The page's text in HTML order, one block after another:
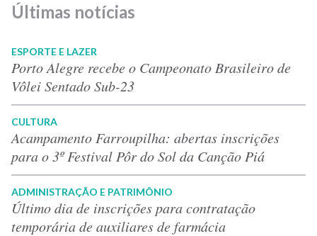
Últimas notícias
ESPORTE E LAZER
Porto Alegre recebe o Campeonato Brasileiro de
Vôlei Sentado Sub-23
CULTURA
Acampamento Farroupilha: abertas inscrições
para o 3º Festival Pôr do Sol da Canção Piá
ADMINISTRAÇÃO E PATRIMÔNIO
Último dia de inscrições para contratação
temporária de auxiliares de farmácia